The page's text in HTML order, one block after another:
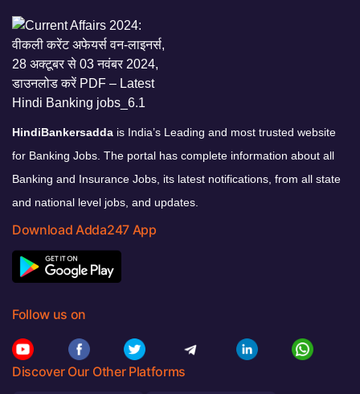
HindiBankersadda is India’s Leading and most trusted website
for Banking Jobs. The portal has complete information about all
Banking and Insurance Jobs, its latest notifications, from all state
and national level jobs, and updates.
Download Adda247 App
Follow us on
Discover Our Other Platforms